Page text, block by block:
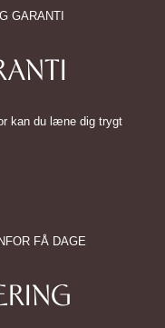
GARANTI
kan du læne dig trygt
FÅ DAGE